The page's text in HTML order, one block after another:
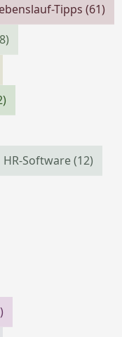
Tipps(61)
HR-Software(12)